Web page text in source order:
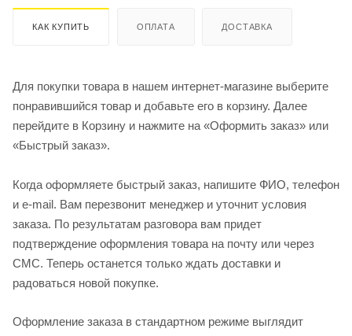
КАК КУПИТЬ ОПЛАТА ДОСТАВКА
Для покупки товара в нашем интернет-магазине выберите
понравившийся товар и добавьте его в корзину. Далее
перейдите в Корзину и нажмите на «Оформить заказ» или
«Быстрый заказ».
Когда оформляете быстрый заказ, напишите ФИО, телефон
и e-mail. Вам перезвонит менеджер и уточнит условия
заказа. По результатам разговора вам придет
подтверждение оформления товара на почту или через
СМС. Теперь останется только ждать доставки и
радоваться новой покупке.
Оформление заказа в стандартном режиме выглядит